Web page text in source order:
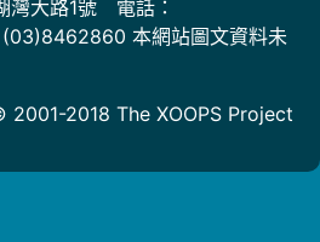
灣大路1號 電話：
本網站圖文資料未
2001-2018 The XOOPS Project